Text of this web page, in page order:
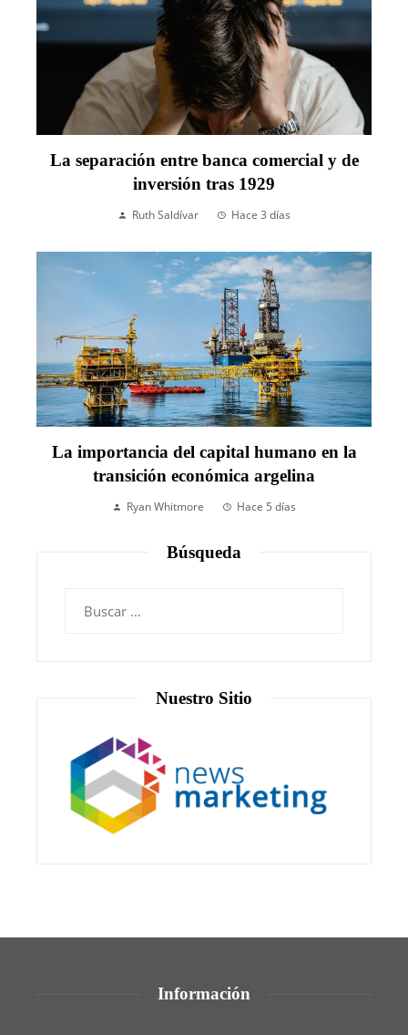
La separación entre banca comercial y de
inversión tras 1929
Ruth Saldívar Hace 3 días
La importancia del capital humano en la
transición económica argelina
Ryan Whitmore Hace 5 días
Búsqueda
Nuestro Sitio
Información